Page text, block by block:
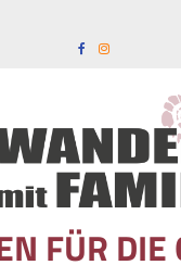
FÜR DIE